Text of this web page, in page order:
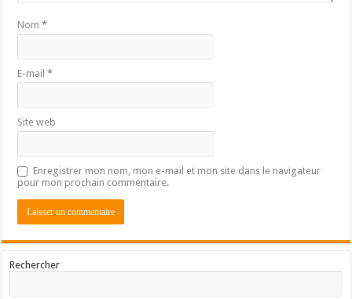
Nom*
E-mail*
Site web
Enregistrer mon nom, mon e-mail et mon site dans le navigateur
pour mon prochain commentaire.
Rechercher